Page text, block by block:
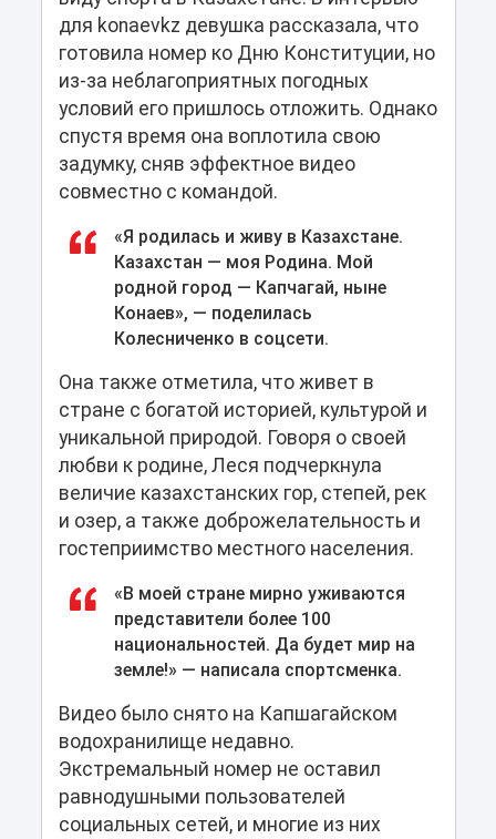
для konaevkz девушка рассказала, что
готовила номер ко Дню Конституции, но
из-за неблагоприятных погодных
условий его пришлось отложить. Однако
спустя время она воплотила свою
задумку, сняв эффектное видео
совместно с командой.
«Я родилась и живу в Казахстане.
Казахстан — моя Родина. Мой
родной город — Капчагай, ныне
Конаев», — поделилась
Колесниченко в соцсети.
Она также отметила, что живет в
стране с богатой историей, культурой и
уникальной природой. Говоря о своей
любви к родине, Леся подчеркнула
величие казахстанских гор, степей, рек
и озер, а также доброжелательность и
гостеприимство местного населения.
«В моей стране мирно уживаются
представители более 100
национальностей. Да будет мир на
земле!» — написала спортсменка.
Видео было снято на Капшагайском
водохранилище недавно.
Экстремальный номер не оставил
равнодушными пользователей
социальных сетей, и многие из них